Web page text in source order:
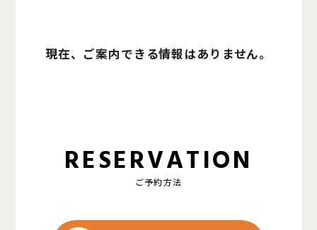
現在、ご案内できる情報はありません。
RESERVATION
ご予約方法